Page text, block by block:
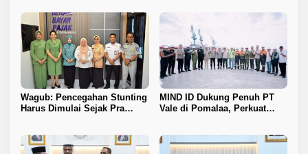
Wagub: Pencegahan Stunting
Harus Dimulai Sejak Pra
MIND ID Dukung Penuh PT
Vale di Pomalaa, Perkuat